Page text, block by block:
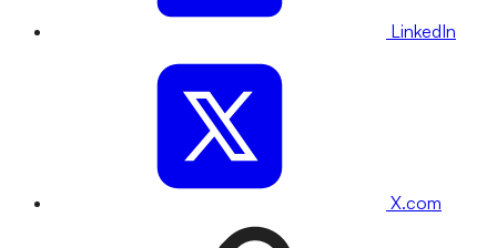
LinkedIn
X.com